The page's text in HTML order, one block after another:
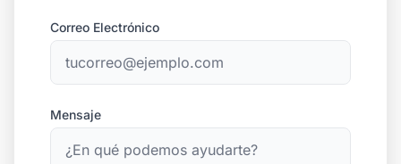
Correo Electrónico
Mensaje